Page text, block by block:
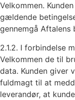
Velkommen.
gældende
gennemgå Aftalens
2.1.2. I forbindelse
Velkommen de til
data. Kunden giver
fuldmagt til at
leverandør, at